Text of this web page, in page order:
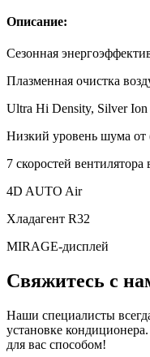
Описание:
Сезонная
Плазменная очистка
Ultra Hi Density, Silver
Низкий уровень шума
7 скоростей вентилятора
4D AUTO Air
Хладагент R32
MIRAGE-дисплей
Свяжитесь с
Наши специалисты
установке
для вас способом!